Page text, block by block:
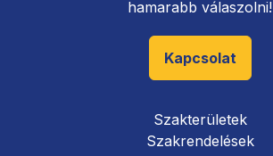
hamarabb válaszolni!
Kapcsolat
Szakterületek
Szakrendelések